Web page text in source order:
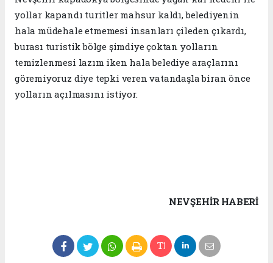
yollar kapandı turitler mahsur kaldı, belediyenin
hala müdehale etmemesi insanları çileden çıkardı,
burası turistik bölge şimdiye çoktan yolların
temizlenmesi lazım iken hala belediye araçlarını
göremiyoruz diye tepki veren vatandaşla biran önce
yolların açılmasını istiyor.
NEVŞEHIR HABERİ